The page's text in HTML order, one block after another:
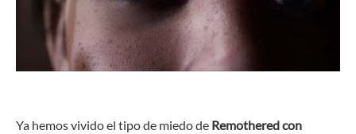
Ya hemos vivido el tipo de miedo de Remothered con